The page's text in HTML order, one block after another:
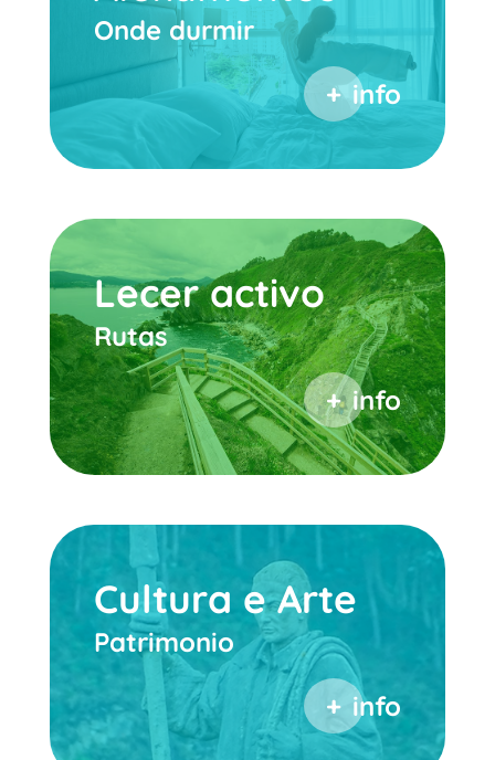
Onde durmir
info
Lecer activo
Rutas
info
Cultura e Arte
Patrimonio
info